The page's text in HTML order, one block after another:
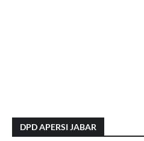
DPD APERSI JABAR